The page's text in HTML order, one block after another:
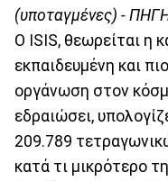
(υποταγμένες) -
Ο ISIS, θεωρείται η
εκπαιδευμένη και
οργάνωση στον
εδραιώσει,
209.789
κατά τι μικρότερο